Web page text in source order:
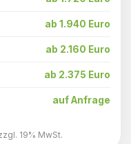
ab 1.940 Euro
ab 2.160 Euro
ab 2.375 Euro
auf Anfrage
19% MwSt.